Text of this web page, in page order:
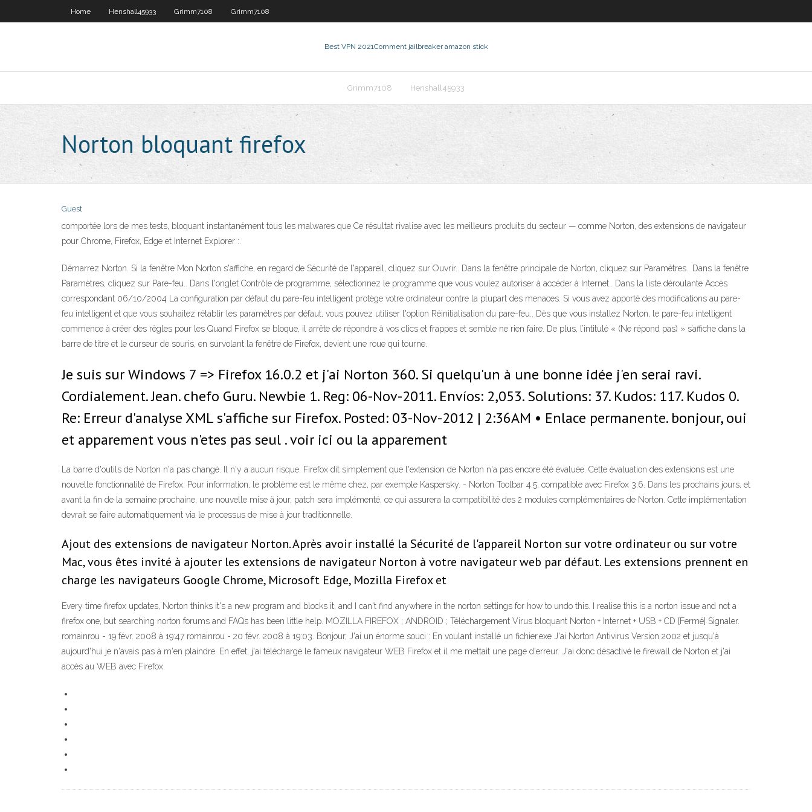
Home Henshall45933 Grimm7108 Grimm7108
Best VPN 2021Comment jailbreaker amazon stick
Grimm7108 Henshall45933
Norton bloquant firefox
Guest
comportée lors de mes tests, bloquant instantanément tous les malwares que Ce résultat rivalise avec les meilleurs produits du secteur — comme Norton, des extensions de navigateur
pour Chrome, Firefox, Edge et Internet Explorer :.
Démarrez Norton. Si la fenêtre Mon Norton s'affiche, en regard de Sécurité de l'appareil, cliquez sur Ouvrir.. Dans la fenêtre principale de Norton, cliquez sur Paramètres.. Dans la fenêtre
Paramètres, cliquez sur Pare-feu.. Dans l'onglet Contrôle de programme, sélectionnez le programme que vous voulez autoriser à accéder à Internet.. Dans la liste déroulante Accès
correspondant 06/10/2004 La configuration par défaut du pare-feu intelligent protège votre ordinateur contre la plupart des menaces. Si vous avez apporté des modifications au pare-
feu intelligent et que vous souhaitez rétablir les paramètres par défaut, vous pouvez utiliser l'option Réinitialisation du pare-feu.. Dès que vous installez Norton, le pare-feu intelligent
commence à créer des règles pour les Quand Firefox se bloque, il arrête de répondre à vos clics et frappes et semble ne rien faire. De plus, l’intitulé « (Ne répond pas) » s’affiche dans la
barre de titre et le curseur de souris, en survolant la fenêtre de Firefox, devient une roue qui tourne.
Je suis sur Windows 7 => Firefox 16.0.2 et j'ai Norton 360. Si quelqu'un à une bonne idée j'en serai ravi.
Cordialement. Jean. chefo Guru. Newbie 1. Reg: 06-Nov-2011. Envíos: 2,053. Solutions: 37. Kudos: 117. Kudos 0.
Re: Erreur d'analyse XML s'affiche sur Firefox. Posted: 03-Nov-2012 | 2:36AM • Enlace permanente. bonjour, oui
et apparement vous n'etes pas seul . voir ici ou la apparement
La barre d'outils de Norton n'a pas changé. Il n'y a aucun risque. Firefox dit simplement que l'extension de Norton n'a pas encore été évaluée. Cette évaluation des extensions est une
nouvelle fonctionnalité de Firefox. Pour information, le problème est le même chez, par exemple Kaspersky. - Norton Toolbar 4.5, compatible avec Firefox 3.6. Dans les prochains jours, et
avant la fin de la semaine prochaine, une nouvelle mise à jour, patch sera implémenté, ce qui assurera la compatibilité des 2 modules complémentaires de Norton. Cette implémentation
devrait se faire automatiquement via le processus de mise à jour traditionnelle.
Ajout des extensions de navigateur Norton. Après avoir installé la Sécurité de l'appareil Norton sur votre ordinateur ou sur votre
Mac, vous êtes invité à ajouter les extensions de navigateur Norton à votre navigateur web par défaut. Les extensions prennent en
charge les navigateurs Google Chrome, Microsoft Edge, Mozilla Firefox et
Every time firefox updates, Norton thinks it's a new program and blocks it, and I can't find anywhere in the norton settings for how to undo this. I realise this is a norton issue and not a
firefox one, but searching norton forums and FAQs has been little help. MOZILLA FIREFOX ; ANDROID ; Téléchargement Virus bloquant Norton + Internet + USB + CD [Fermé] Signaler.
romainrou - 19 févr. 2008 à 19:47 romainrou - 20 févr. 2008 à 19:03. Bonjour, J'ai un énorme souci : En voulant installé un fichier.exe J'ai Norton Antivirus Version 2002 et jusqu'à
aujourd'hui je n'avais pas à m'en plaindre. En effet, j'ai téléchargé le fameux navigateur WEB Firefox et il me mettait une page d'erreur. J'ai donc désactivé le firewall de Norton et j'ai
accès au WEB avec Firefox.